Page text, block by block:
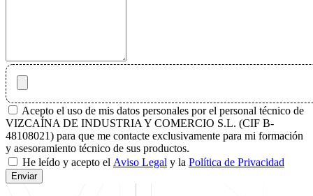
Acepto el uso de mis datos personales por el personal técnico de
VIZCAÍNA DE INDUSTRIA Y COMERCIO S.L. (CIF B-
48108021) para que me contacte exclusivamente para mi formación
y asesoramiento técnico de sus productos.
He leído y acepto el Aviso Legal y la Política de Privacidad
Enviar